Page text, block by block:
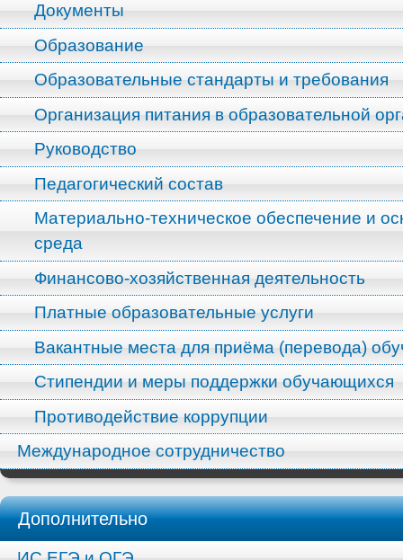
Документы
Образование
Образовательные стандарты и требования
Организация питания в образовательной
Руководство
Педагогический состав
Материально-техническое обеспечение и
среда
Финансово-хозяйственная деятельность
Платные образовательные услуги
Вакантные места для приёма (перевода)
Стипендии и меры поддержки обучающихся
Противодействие коррупции
Международное сотрудничество
Дополнительно